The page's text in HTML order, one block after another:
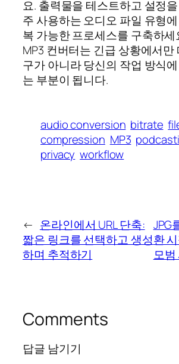
요. 출력물을 테스트하고 설정
주 사용하는 오디오 파일 유형
복 가능한 프로세스를 구축하세
MP3 컨버터는 긴급 상황에서만
구가 아니라 당신의 작업 방식
는 부분이 됩니다.
audio conversion bitrate
compression MP3
privacy workflow
← 온라인에서 URL 단축:
짧은 링크를 선택하고 생성
하며 추적하기
JPG
환
모범
Comments
답글 남기기